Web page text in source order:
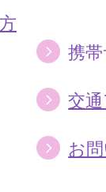
携
交
お